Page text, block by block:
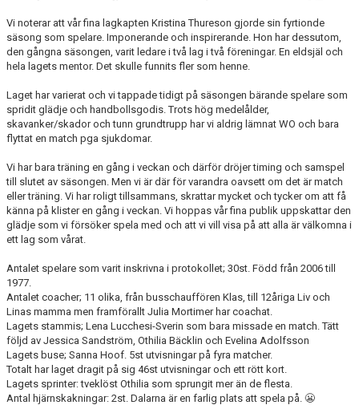
Vi noterar att vår fina lagkapten Kristina Thureson gjorde sin fyrtionde
säsong som spelare. Imponerande och inspirerande. Hon har dessutom,
den gångna säsongen, varit ledare i två lag i två föreningar. En eldsjäl och
hela lagets mentor. Det skulle funnits fler som henne.
Laget har varierat och vi tappade tidigt på säsongen bärande spelare som
spridit glädje och handbollsgodis. Trots hög medelålder,
skavanker/skador och tunn grundtrupp har vi aldrig lämnat WO och bara
flyttat en match pga sjukdomar.
Vi har bara träning en gång i veckan och därför dröjer timing och samspel
till slutet av säsongen. Men vi är där för varandra oavsett om det är match
eller träning. Vi har roligt tillsammans, skrattar mycket och tycker om att få
känna på klister en gång i veckan. Vi hoppas vår fina publik uppskattar den
glädje som vi försöker spela med och att vi vill visa på att alla är välkomna i
ett lag som vårat.
Antalet spelare som varit inskrivna i protokollet; 30st. Född från 2006 till
1977.
Antalet coacher; 11 olika, från busschauffören Klas, till 12åriga Liv och
Linas mamma men framförallt Julia Mortimer har coachat.
Lagets stammis; Lena Lucchesi-Sverin som bara missade en match. Tätt
följd av Jessica Sandström, Othilia Bäcklin och Evelina Adolfsson
Lagets buse; Sanna Hoof. 5st utvisningar på fyra matcher.
Totalt har laget dragit på sig 46st utvisningar och ett rött kort.
Lagets sprinter: tveklöst Othilia som sprungit mer än de flesta.
Antal hjärnskakningar: 2st. Dalarna är en farlig plats att spela på. 😬